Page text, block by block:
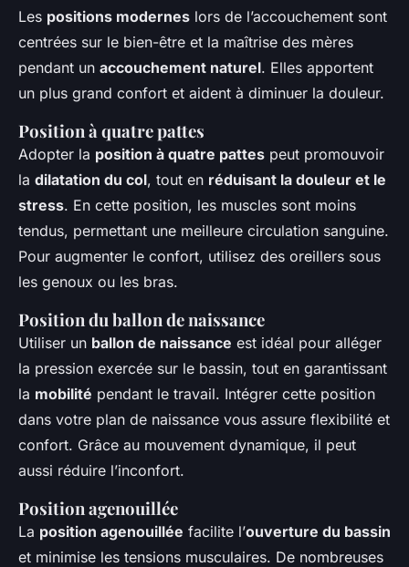
Les positions modernes lors de l’accouchement sont
centrées sur le bien-être et la maîtrise des mères
pendant un accouchement naturel. Elles apportent
un plus grand confort et aident à diminuer la douleur.
Position à quatre pattes
Adopter la position à quatre pattes peut promouvoir
la dilatation du col, tout en réduisant la douleur et le
stress. En cette position, les muscles sont moins
tendus, permettant une meilleure circulation sanguine.
Pour augmenter le confort, utilisez des oreillers sous
les genoux ou les bras.
Position du ballon de naissance
Utiliser un ballon de naissance est idéal pour alléger
la pression exercée sur le bassin, tout en garantissant
la mobilité pendant le travail. Intégrer cette position
dans votre plan de naissance vous assure flexibilité et
confort. Grâce au mouvement dynamique, il peut
aussi réduire l’inconfort.
Position agenouillée
La position agenouillée facilite l’ouverture du bassin
et minimise les tensions musculaires. De nombreuses